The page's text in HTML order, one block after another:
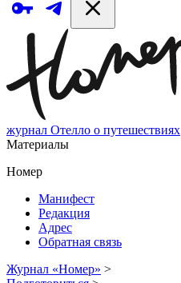
журнал Отелло о путешествиях
Материалы
Номер
Манифест
Редакция
Адрес
Обратная связь
Журнал «Номер» >